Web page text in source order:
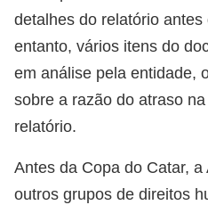
detalhes do relatório
entanto, vários itens do
em análise pela entidade,
sobre a razão do atraso
relatório.
Antes da Copa do Catar,
outros grupos de direitos